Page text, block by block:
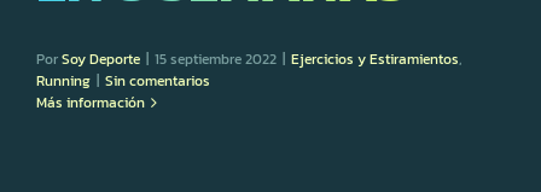
PorSoy Deporte | 15 septiembre 2022 | Ejercicios y Estiramientos,
Running | Sin comentarios
Más información